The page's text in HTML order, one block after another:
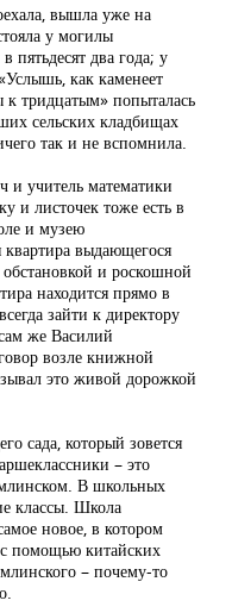
вышла уже на
у могилы
два года; у
как каменеет
тридцатым» попыталась
сельских кладбищах
так и не вспомнила.
и учитель математики
и листочек тоже есть в
и музею
выдающегося
и роскошной
находится прямо в
зайти к директору
же Василий
возле книжной
это живой дорожкой
сада, который зовется
– это
В школьных
классы. Школа
новое, в котором
с помощью китайских
– почему-то